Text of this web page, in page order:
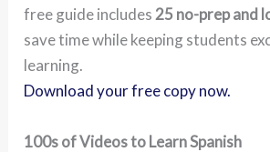
free guide includes25 no-prep and
save time while keeping students
learning.
Download your free copy now.
100s of Videos to Learn Spanish